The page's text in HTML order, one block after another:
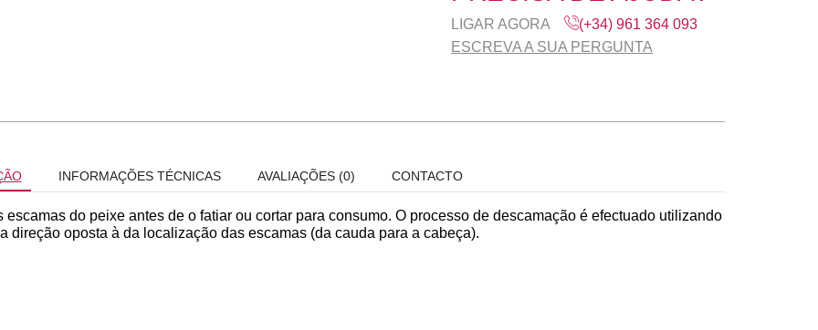
LIGAR AGORA
(+34) 961 364 093
ESCREVA A SUA PERGUNTA
INFORMAÇÕES TÉCNICAS AVALIAÇÕES (0) CONTACTO
do peixe antes de o fatiar ou cortar para consumo. O processo de descamação é efectuado utilizando
direção oposta à da localização das escamas (da cauda para a cabeça).